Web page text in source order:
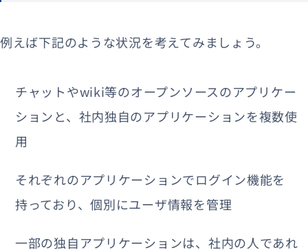
例えば下記のような状況を考えてみましょう。
チャットやwiki等のオープンソースのアプリケー
ションと、社内独自のアプリケーションを複数使
用
それぞれのアプリケーションでログイン機能を
持っており、個別にユーザ情報を管理
一部の独自アプリケーションは、社内の人であれ